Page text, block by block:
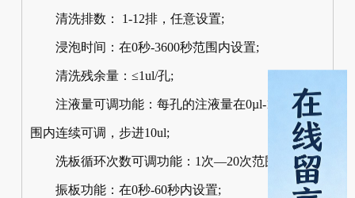
清洗排数： 1-12排，任意设置;
浸泡时间：在0秒-3600秒范围内设置;
清洗残余量：≤1ul/孔;
注液量可调功能：每孔的注液量在0µl-10000µl范
围内连续可调，步进10ul;
洗板循环次数可调功能：1次—20次范围内设置;
振板功能：在0秒-60秒内设置;